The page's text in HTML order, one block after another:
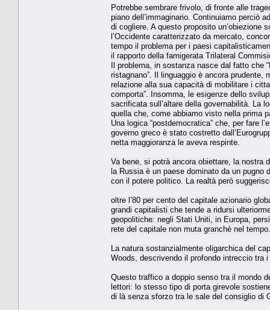
Potrebbe sembrare frivolo, di fronte alle
piano dell’immaginario. Continuiamo perciò
di cogliere. A questo proposito un’obiezione
l’Occidente caratterizzato da mercato,
tempo il problema per i paesi
il rapporto della famigerata Trilateral
Il problema, in sostanza nasce dal fatto che
ristagnano”. Il linguaggio è ancora
relazione alla sua capacità di mobilitare i
comporta”. Insomma, le esigenze dello
sacrificata sull’altare della governabilità. La
quella che, come abbiamo visto nella prima
Una logica “postdemocratica” che, per fare
governo greco è stato costretto
netta maggioranza le aveva respinte.
Va bene, si potrà ancora obiettare, la nostra
la Russia è un paese dominato da un pugno
con il potere politico. La realtà però
oltre l’80 per cento del capitale azionario
grandi capitalisti che tende a ridursi
geopolitiche: negli Stati Uniti, in Europa,
rete del capitale non muta granché nel
La natura sostanzialmente oligarchica del
Woods, descrivendo il profondo intreccio tra
Questo traffico a doppio senso tra il mondo
lettori: lo stesso tipo di porta girevole
di là senza sforzo tra le sale del consiglio di